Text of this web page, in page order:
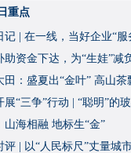
重点
记 | 在一线，当好企业“服
助资金下达，为“生娃”减
田：盛夏出“金叶” 高山茶
展“三争”行动 | “聪明”的
山海相融 地标生“金”
评 | 以“人民标尺”丈量城